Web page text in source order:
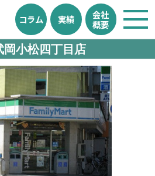
コラム 実績
会社
概要
岡小松四丁目店